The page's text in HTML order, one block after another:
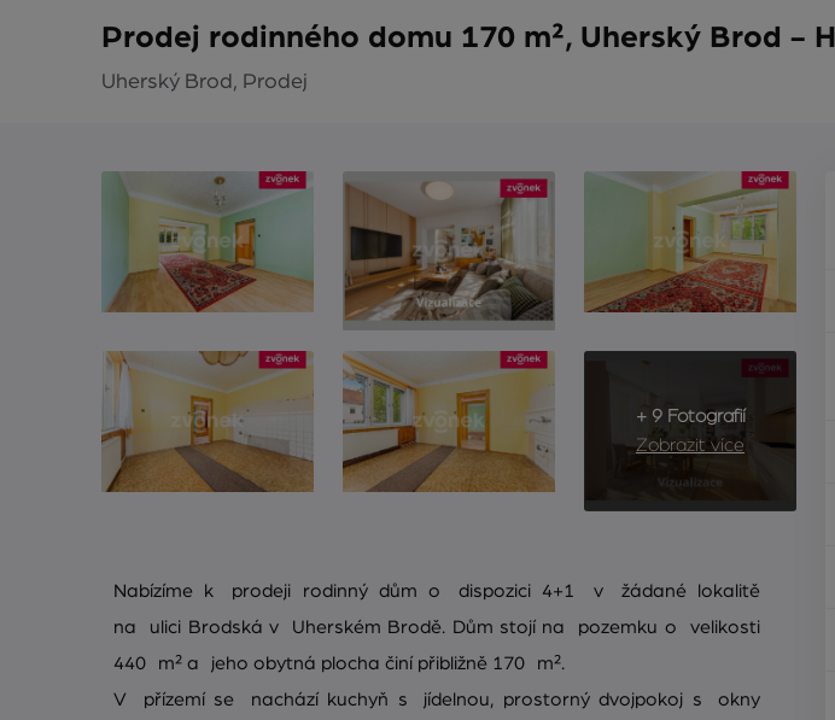
Prodej rodinného domu 170 m², Uherský Brod -
Uherský Brod, Prodej
+ 9 Fotografií
Zobrazit více
Nabízíme k prodeji rodinný dům o dispozici 4+1 v žádané lokalitě
na ulici Brodská v Uherském Brodě. Dům stojí na pozemku o velikosti
440 m² a jeho obytná plocha činí přibližně 170 m².
V přízemí se nachází kuchyň s jídelnou, prostorný dvojpokoj s okny